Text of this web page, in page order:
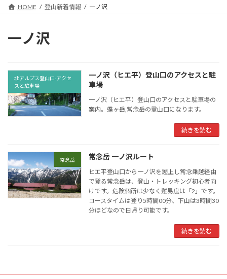
HOME 登山新着情報 一ノ沢
一ノ沢
北アルプス登山口-アクセ
スと駐車場
一ノ沢（ヒエ平）登山口のアクセスと駐
車場
一ノ沢（ヒエ平）登山口のアクセスと駐車場の
案内。蝶ヶ岳,常念岳の登山口になります。
続きを読む
常念岳 常念岳 一ノ沢ルート
ヒエ平登山口から一ノ沢を遡上し常念乗越経由
で登る常念岳は、登山・トレッキング初心者向
けです。危険個所は少なく難易度は「2」です。
コースタイムは登り5時間00分、下山は3時間30
分ほどなので日帰り可能です。
続きを読む